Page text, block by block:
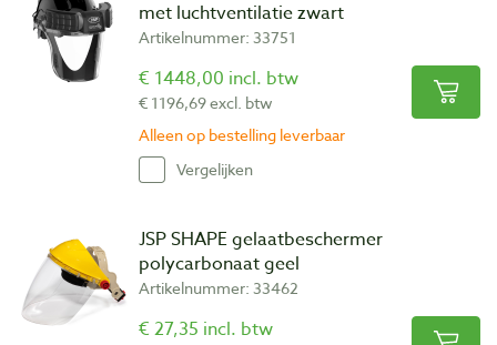
met luchtventilatie zwart
Artikelnummer: 33751
€ 1448,00 incl. btw
€ 1196,69 excl. btw
Alleen op bestelling leverbaar
Vergelijken
JSP SHAPE gelaatbeschermer
polycarbonaat geel
Artikelnummer: 33462
€ 27,35 incl. btw